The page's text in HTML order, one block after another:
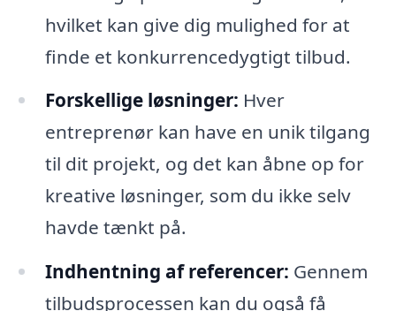
hvilket kan give dig mulighed for at
finde et konkurrencedygtigt tilbud.
Forskellige løsninger: Hver
entreprenør kan have en unik tilgang
til dit projekt, og det kan åbne op for
kreative løsninger, som du ikke selv
havde tænkt på.
Indhentning af referencer: Gennem
tilbudsprocessen kan du også få